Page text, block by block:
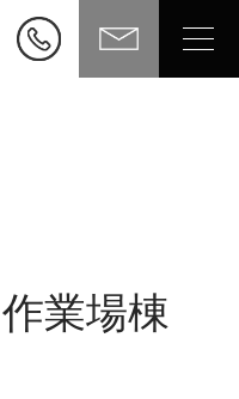
業場棟